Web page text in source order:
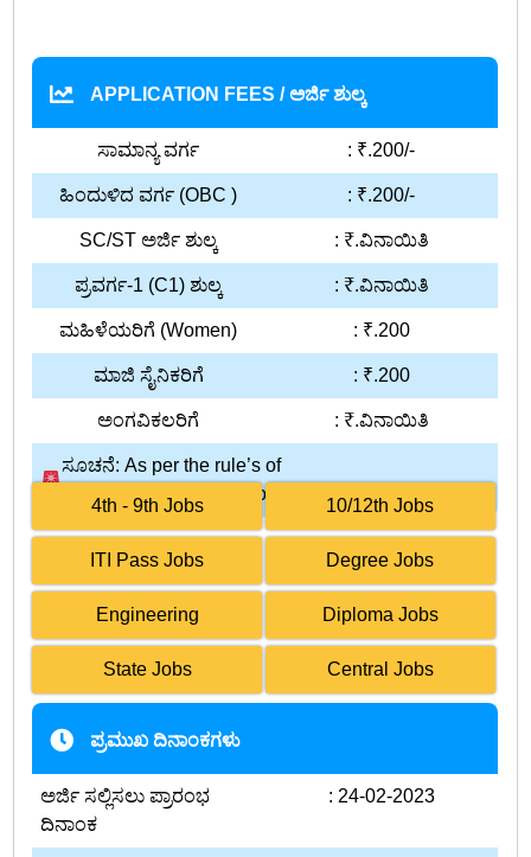
APPLICATION FEES / ಅರ್ಜಿ ಶುಲ್ಕ
ಸಾಮಾನ್ಯ ವರ್ಗ : ₹.200/-
ಹಿಂದುಳಿದ ವರ್ಗ (OBC ) : ₹.200/-
SC/ST ಅರ್ಜಿ ಶುಲ್ಕ : ₹.ವಿನಾಯಿತಿ
ಪ್ರವರ್ಗ-1 (C1) ಶುಲ್ಕ : ₹.ವಿನಾಯಿತಿ
ಮಹಿಳೆಯರಿಗೆ (Women) : ₹.200
ಮಾಜಿ ಸೈನಿಕರಿಗೆ : ₹.200
ಅಂಗವಿಕಲರಿಗೆ : ₹.ವಿನಾಯಿತಿ
ಸೂಚನೆ: As per the rule’s of
Government/Organisation
4th - 9th Jobs 10/12th Jobs
ITI Pass Jobs Degree Jobs
Engineering Diploma Jobs
State Jobs Central Jobs
ಪ್ರಮುಖ ದಿನಾಂಕಗಳು
ಅರ್ಜಿ ಸಲ್ಲಿಸಲು ಪ್ರಾರಂಭ
ದಿನಾಂಕ
: 24-02-2023